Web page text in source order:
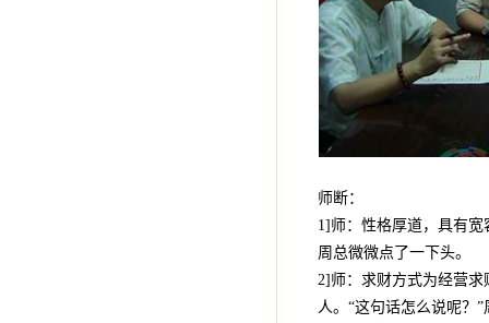
师断：
1]师：性格厚道，具有
周总微微点了一下头。
2]师：求财方式为经营
人。“这句话怎么说呢？